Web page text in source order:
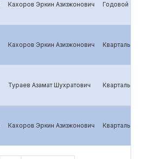
Кахоров Эркин Азизжонович Годовой
Кахоров Эркин Азизжонович
Тураев Азамат Шухратович
Кахоров Эркин Азизжонович